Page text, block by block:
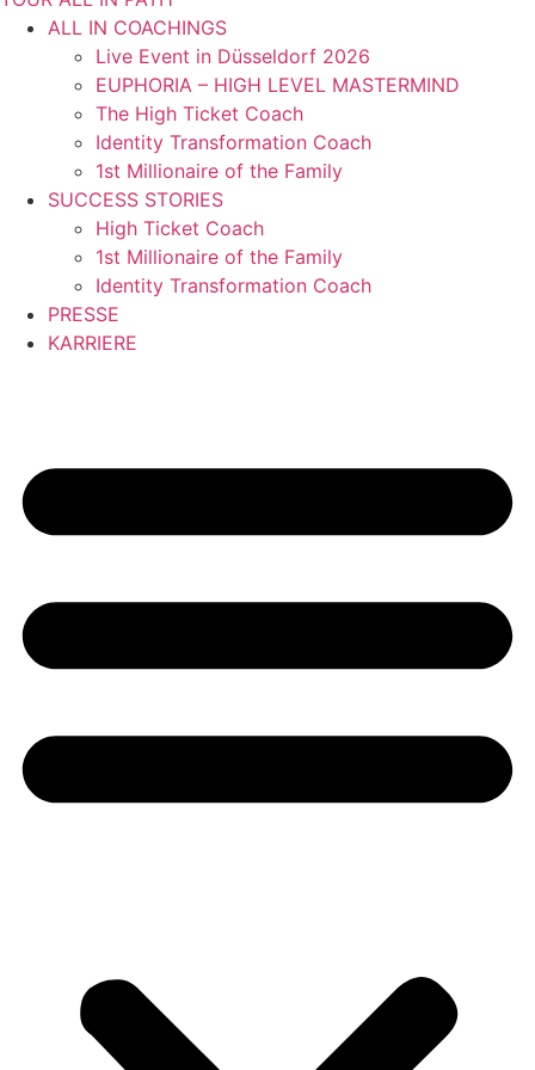
ALL IN COACHINGS
Live Event in Düsseldorf 2026
EUPHORIA – HIGH LEVEL MASTERMIND
The High Ticket Coach
Identity Transformation Coach
1st Millionaire of the Family
SUCCESS STORIES
High Ticket Coach
1st Millionaire of the Family
Identity Transformation Coach
PRESSE
KARRIERE